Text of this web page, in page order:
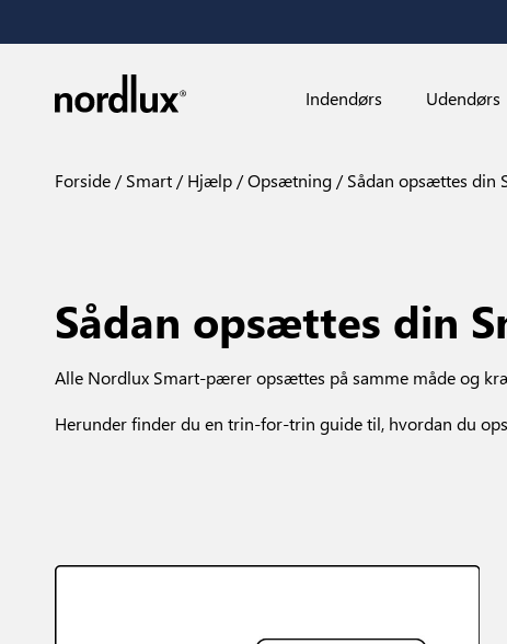
Indendørs Udendørs
Forside Smart Hjælp Opsætning Sådan opsættes din
Sådan opsættes din
Alle Nordlux Smart-pærer opsættes på samme måde og
Herunder finder du en trin-for-trin guide til, hvordan du